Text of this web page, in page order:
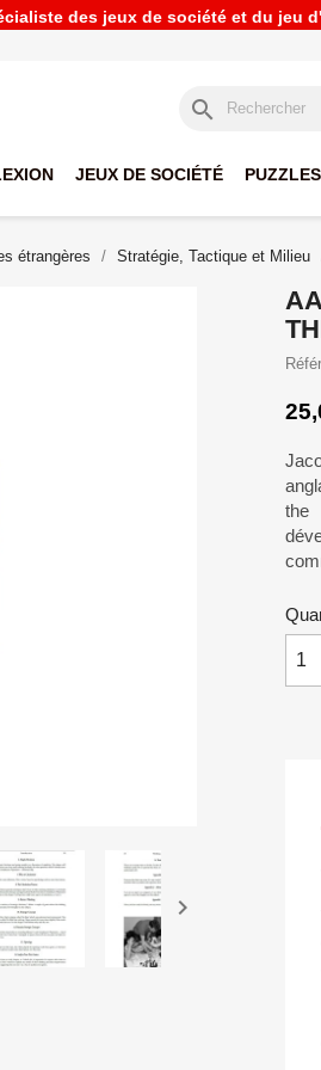
des jeux de société et du jeu
search
JEUX DE SOCIÉTÉ
étrangères Stratégie, Tactique et Milieu

the